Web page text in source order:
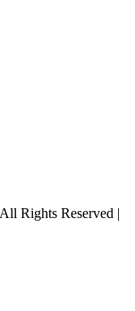
Rights Reserved |